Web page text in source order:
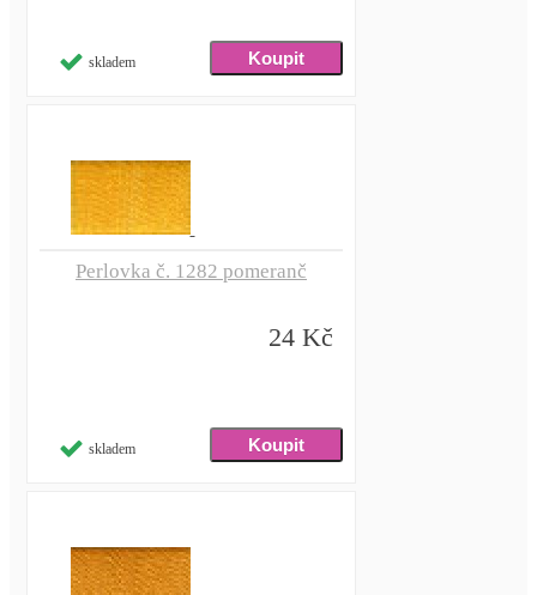
skladem
Perlovka č. 1282 pomeranč
24 Kč
skladem